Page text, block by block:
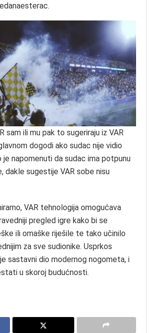
sam ili mu pak to sugeriraju iz VAR
dogodi ako sudac nije vidio
je napomenuti da sudac ima potpunu
dakle sugestije VAR sobe nisu
VAR tehnologija omogućava
pregled igre kako bi se
ili omaške riješile te tako učinilo
za sve sudionike. Usprkos
sastavni dio modernog nogometa, i
u skoroj budućnosti.